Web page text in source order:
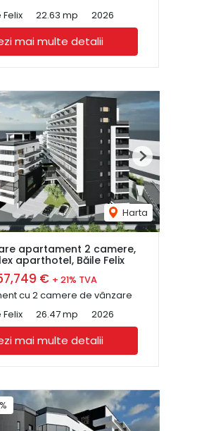
Felix
22.63 mp 2026
mai multe detalii
Harta
Next
apartament 2 camere,
aparthotel, Băile Felix
€ + 21% TVA
cu 2 camere de vânzare
Felix
26.47 mp 2026
mai multe detalii